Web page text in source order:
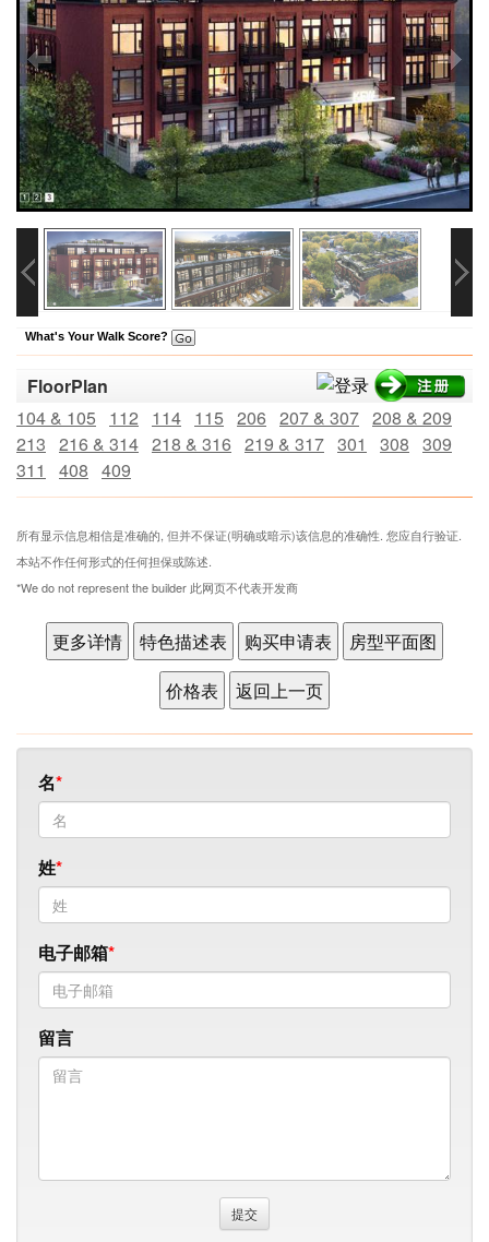
What's Your Walk Score?
FloorPlan
104 & 105
112 114 115 206 207 & 307 208 & 209
213 216 & 314 218 & 316 219 & 317 301 308 309
311
408 409
所有显示信息相信是准确的, 但并不保证(明确或暗示)该信息的准确性. 您应自行验证.
本站不作任何形式的任何担保或陈述.
*We do not represent the builder 此网页不代表开发商
名
姓
电子邮箱
留言